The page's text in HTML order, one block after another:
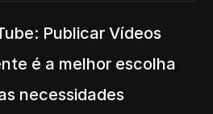
Publicar Vídeos
é a melhor escolha
necessidades